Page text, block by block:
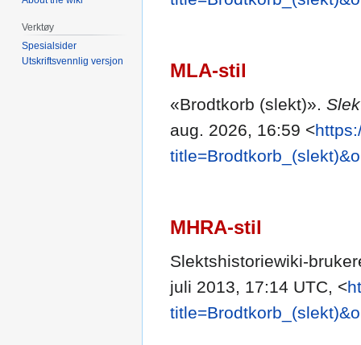
MLA-stil
«Brodtkorb (slekt)».
aug. 2026, 16:59 <
MHRA-stil
Slektshistoriewiki-
juli 2013, 17:14 UTC, <
Verktøy
Spesialsider
Utskriftsvennlig versjon